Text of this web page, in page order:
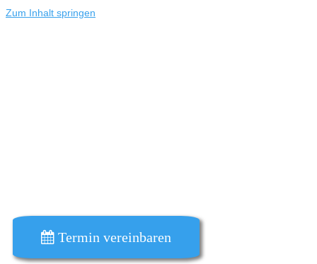
Zum Inhalt springen
Termin vereinbaren